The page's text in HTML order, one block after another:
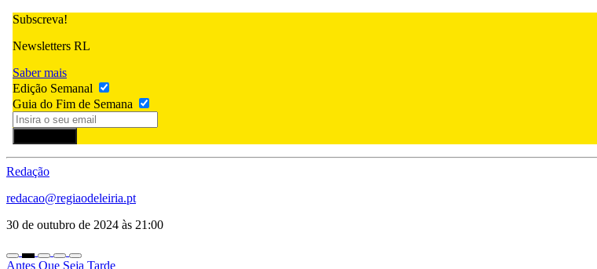
Subscreva!
Newsletters RL
Saber mais
Edição Semanal
Guia do Fim de Semana
Redação
redacao@regiaodeleiria.pt
30 de outubro de 2024 às 21:00
Antes Que Seja Tarde